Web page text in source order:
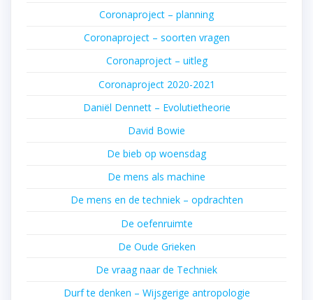
Coronaproject – planning
Coronaproject – soorten vragen
Coronaproject – uitleg
Coronaproject 2020-2021
Daniël Dennett – Evolutietheorie
David Bowie
De bieb op woensdag
De mens als machine
De mens en de techniek – opdrachten
De oefenruimte
De Oude Grieken
De vraag naar de Techniek
Durf te denken – Wijsgerige antropologie